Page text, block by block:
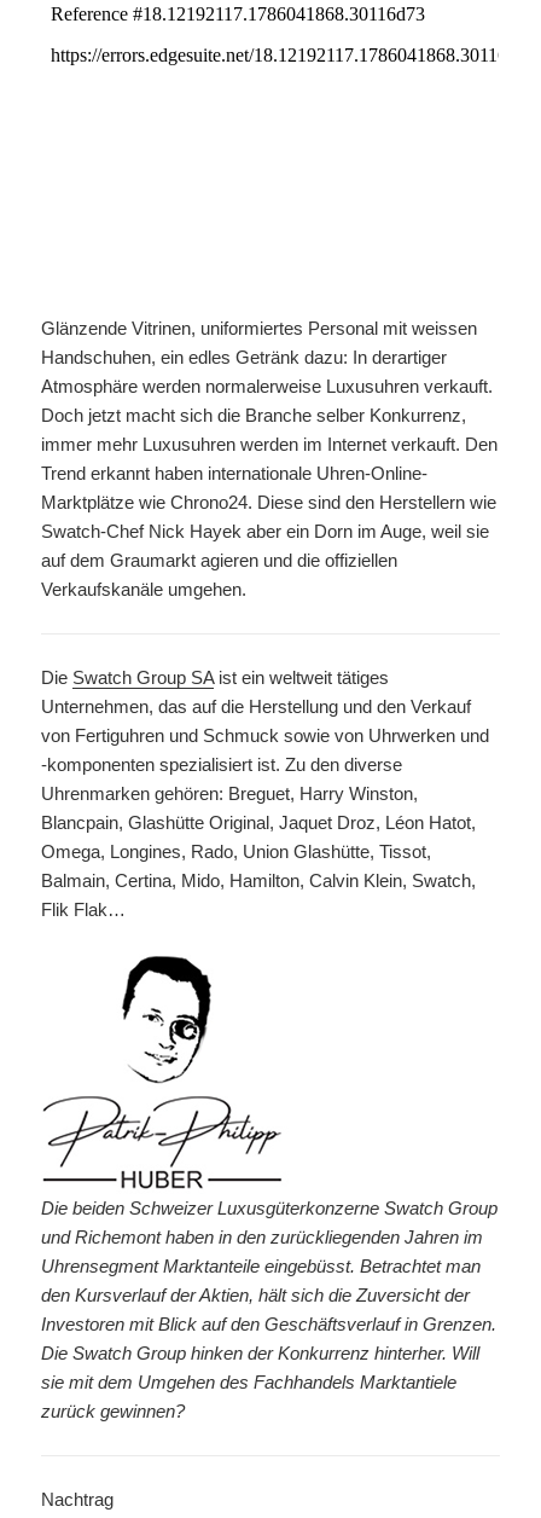
Glänzende Vitrinen, uniformiertes Personal mit weissen
Handschuhen, ein edles Getränk dazu: In derartiger
Atmosphäre werden normalerweise Luxusuhren verkauft.
Doch jetzt macht sich die Branche selber Konkurrenz,
immer mehr Luxusuhren werden im Internet verkauft. Den
Trend erkannt haben internationale Uhren-Online-
Marktplätze wie Chrono24. Diese sind den Herstellern wie
Swatch-Chef Nick Hayek aber ein Dorn im Auge, weil sie
auf dem Graumarkt agieren und die offiziellen
Verkaufskanäle umgehen.
Die Swatch Group SAist ein weltweit tätiges
Unternehmen, das auf die Herstellung und den Verkauf
von Fertiguhren und Schmuck sowie von Uhrwerken und
-komponenten spezialisiert ist. Zu den diverse
Uhrenmarken gehören: Breguet, Harry Winston,
Blancpain, Glashütte Original, Jaquet Droz, Léon Hatot,
Omega, Longines, Rado, Union Glashütte, Tissot,
Balmain, Certina, Mido, Hamilton, Calvin Klein, Swatch,
Flik Flak…
Die beiden Schweizer Luxusgüterkonzerne Swatch Group
und Richemont haben in den zurückliegenden Jahren im
Uhrensegment Marktanteile eingebüsst. Betrachtet man
den Kursverlauf der Aktien, hält sich die Zuversicht der
Investoren mit Blick auf den Geschäftsverlauf in Grenzen.
Die Swatch Group hinken der Konkurrenz hinterher. Will
sie mit dem Umgehen des Fachhandels Marktantiele
zurück gewinnen?
Nachtrag